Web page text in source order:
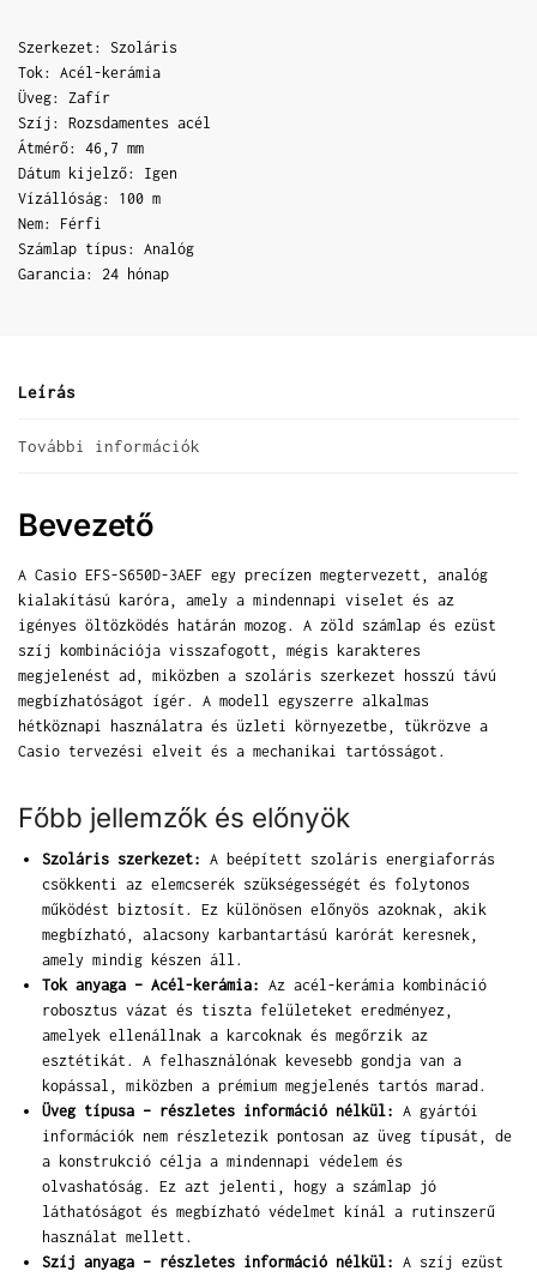
Szerkezet: Szoláris
Tok: Acél-kerámia
Üveg: Zafír
Szíj: Rozsdamentes acél
Átmérő: 46,7 mm
Dátum kijelző: Igen
Vízállóság: 100 m
Nem: Férfi
Számlap típus: Analóg
Garancia: 24 hónap
Leírás
További információk
Bevezető
A Casio EFS-S650D-3AEF egy precízen megtervezett, analóg
kialakítású karóra, amely a mindennapi viselet és az
igényes öltözködés határán mozog. A zöld számlap és ezüst
szíj kombinációja visszafogott, mégis karakteres
megjelenést ad, miközben a szoláris szerkezet hosszú távú
megbízhatóságot ígér. A modell egyszerre alkalmas
hétköznapi használatra és üzleti környezetbe, tükrözve a
Casio tervezési elveit és a mechanikai tartósságot.
Főbb jellemzők és előnyök
Szoláris szerkezet: A beépített szoláris energiaforrás
csökkenti az elemcserék szükségességét és folytonos
működést biztosít. Ez különösen előnyös azoknak, akik
megbízható, alacsony karbantartású karórát keresnek,
amely mindig készen áll.
Tok anyaga – Acél-kerámia: Az acél-kerámia kombináció
robosztus vázat és tiszta felületeket eredményez,
amelyek ellenállnak a karcoknak és megőrzik az
esztétikát. A felhasználónak kevesebb gondja van a
kopással, miközben a prémium megjelenés tartós marad.
Üveg típusa – részletes információ nélkül: A gyártói
információk nem részletezik pontosan az üveg típusát, de
a konstrukció célja a mindennapi védelem és
olvashatóság. Ez azt jelenti, hogy a számlap jó
láthatóságot és megbízható védelmet kínál a rutinszerű
használat mellett.
Szíj anyaga – részletes információ nélkül: A szíj ezüst